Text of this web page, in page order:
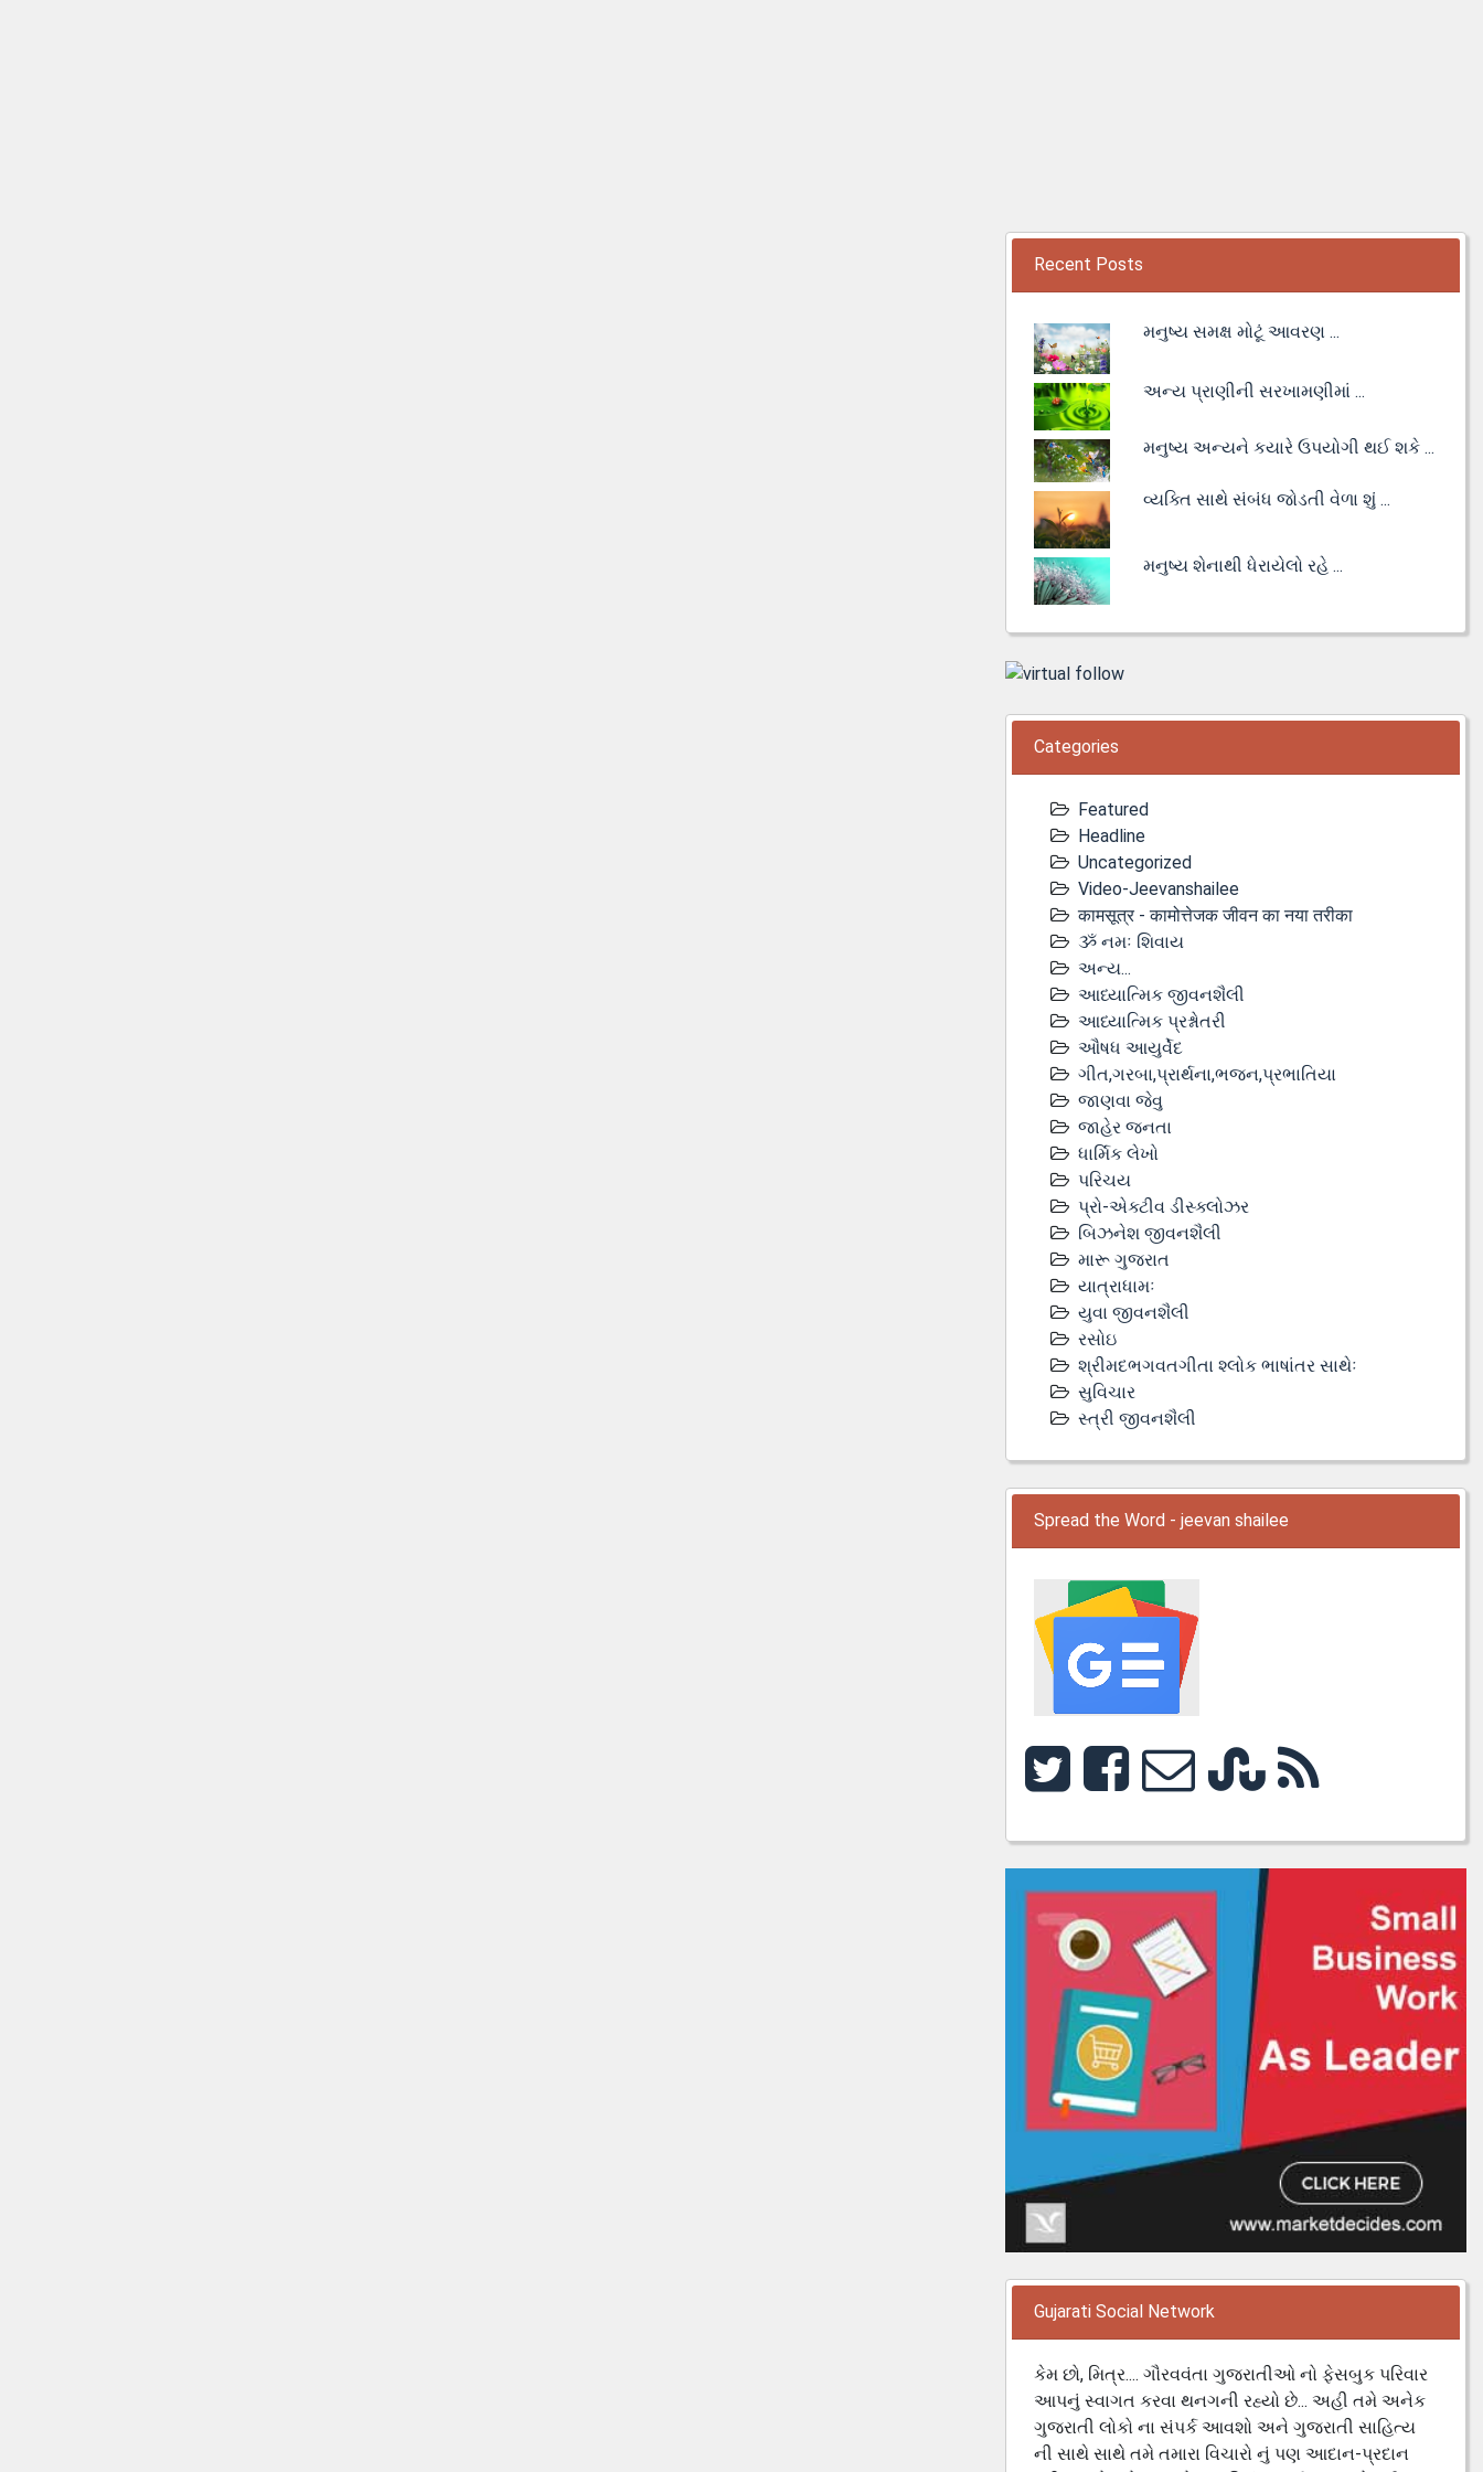
Recent Posts
મનુષ્ય સમક્ષ મોટૂં આવરણ ...
અન્ય પ્રાણીની સરખામણીમાં ...
મનુષ્ય અન્યને કયારે ઉપયોગી થઈ શકે ...
વ્યક્તિ સાથે સંબંધ જોડતી વેળા શું ...
મનુષ્ય શેનાથી ધેરાયેલો રહે ...
Categories
Featured
Headline
Uncategorized
Video-Jeevanshailee
कामसूत्र - कामोत्तेजक जीवन का नया तरीका
ૐ નમઃ શિવાય
અન્ય...
આધ્યાત્મિક જીવનશૈલી
આધ્યાત્મિક પ્રશ્નોતરી
ઔષધ આયુર્વેદ
ગીત,ગરબા,પ્રાર્થના,ભજન,પ્રભાતિયા
જાણવા જેવુ
જાહેર જનતા
ધાર્મિક લેખો
પરિચય
પ્રો-એક્ટીવ ડીસ્‍ક્લોઝર
બિઝનેશ જીવનશૈલી
મારૂ ગુજરાત
યાત્રાધામઃ
યુવા જીવનશૈલી
રસોઇ
શ્રીમદભગવતગીતા શ્લોક ભાષાંતર સાથેઃ
સુવિચાર
સ્ત્રી જીવનશૈલી
Spread the Word - jeevan shailee
Gujarati Social Network
કેમ છો, મિત્ર.... ગૌરવવંતા ગુજરાતીઓ નો ફેસબુક પરિવાર
આપનું સ્વાગત કરવા થનગની રહ્યો છે... અહી તમે અનેક
ગુજરાતી લોકો ના સંપર્ક આવશો અને ગુજરાતી સાહિત્ય
ની સાથે સાથે તમે તમારા વિચારો નું પણ આદાન-પ્રદાન